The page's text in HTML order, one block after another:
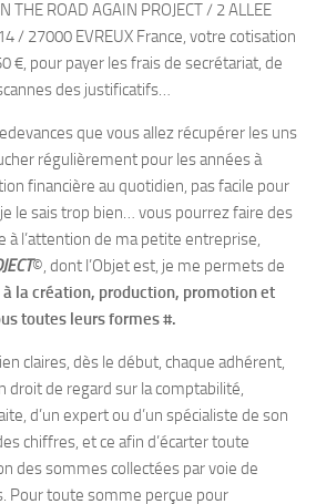
THE ROAD AGAIN PROJECT / 2 ALLEE
/ 27000 EVREUX France, votre cotisation
€, pour payer les frais de secrétariat, de
des justificatifs…
que vous allez récupérer les uns
régulièrement pour les années à
financière au quotidien, pas facile pour
le sais trop bien… vous pourrez faire des
à l’attention de ma petite entreprise,
©, dont l’Objet est, je me permets de
à la création, production, promotion et
toutes leurs formes #.
claires, dès le début, chaque adhérent,
droit de regard sur la comptabilité,
d’un expert ou d’un spécialiste de son
chiffres, et ce afin d’écarter toute
des sommes collectées par voie de
Pour toute somme perçue pour